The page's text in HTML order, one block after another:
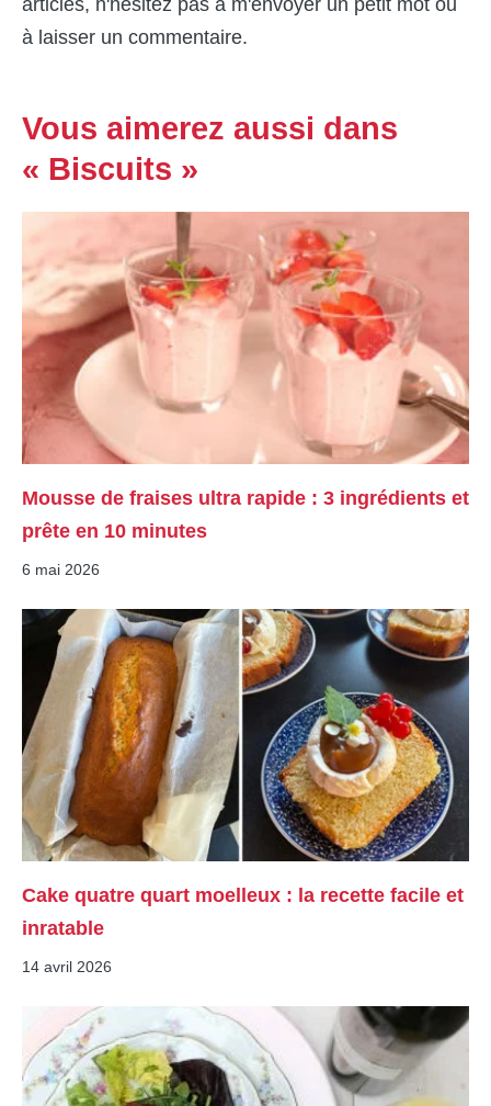
articles, n'hésitez pas à m'envoyer un petit mot ou
à laisser un commentaire.
Vous aimerez aussi dans
« Biscuits »
Mousse de fraises ultra rapide : 3 ingrédients et
prête en 10 minutes
6 mai 2026
Cake quatre quart moelleux : la recette facile et
inratable
14 avril 2026